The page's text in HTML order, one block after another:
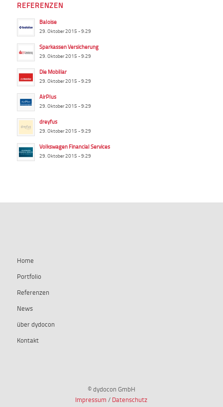
REFERENZEN
Baloise
29. Oktober 2015 - 9:29
Sparkassen Versicherung
29. Oktober 2015 - 9:29
Die Mobiliar
29. Oktober 2015 - 9:29
AirPlus
29. Oktober 2015 - 9:29
dreyfus
29. Oktober 2015 - 9:29
Volkswagen Financial Services
29. Oktober 2015 - 9:29
Home
Portfolio
Referenzen
News
über dydocon
Kontakt
© dydocon GmbH
Impressum / Datenschutz